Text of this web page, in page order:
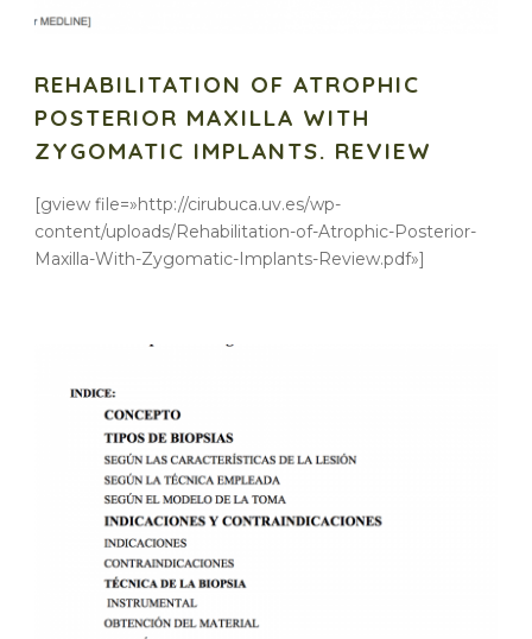
REHABILITATION OF ATROPHIC
POSTERIOR MAXILLA WITH
ZYGOMATIC IMPLANTS. REVIEW
[gview file=»http://cirubuca.uv.es/wp-
content/uploads/Rehabilitation-of-Atrophic-Posterior-
Maxilla-With-Zygomatic-Implants-Review.pdf»]